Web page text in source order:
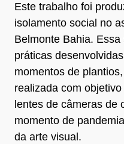
Este trabalho foi
isolamento social no
Belmonte Bahia.
práticas
momentos de
realizada com
lentes de câmeras de
momento de
da arte visual.